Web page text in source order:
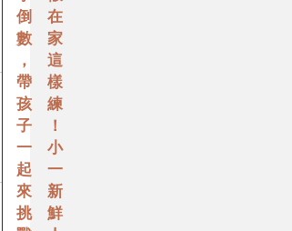
倒
數
，
帶
孩
子
一
起
來
挑
在
家
這
樣
練
！
小
一
新
鮮